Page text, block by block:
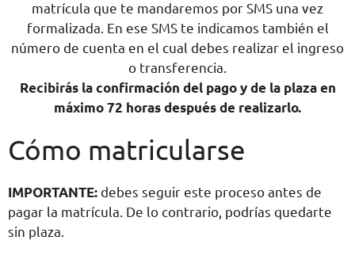
matrícula que te mandaremos por SMS una vez
formalizada. En ese SMS te indicamos también el
número de cuenta en el cual debes realizar el ingreso
o transferencia.
Recibirás la confirmación del pago y de la plaza en
máximo 72 horas después de realizarlo.
Cómo matricularse
IMPORTANTE: debes seguir este proceso antes de
pagar la matrícula. De lo contrario, podrías quedarte
sin plaza.